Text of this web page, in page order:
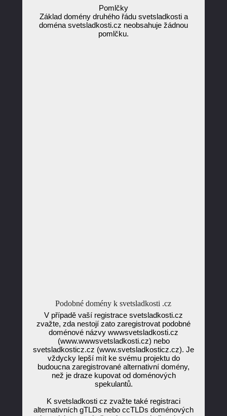
Pomlčky
Základ domény druhého řádu svetsladkosti a
doména svetsladkosti.cz neobsahuje žádnou
pomlčku.
Podobné domény k svetsladkosti .cz
V případě vaší registrace svetsladkosti.cz
zvažte, zda nestojí zato zaregistrovat podobné
doménové názvy wwwsvetsladkosti.cz
(www.wwwsvetsladkosti.cz) nebo
svetsladkosticz.cz (www.svetsladkosticz.cz). Je
vždycky lepší mít ke svému projektu do
budoucna zaregistrované alternativní domény,
než je draze kupovat od doménových
spekulantů.
K svetsladkosti cz zvažte také registraci
alternativních gTLDs nebo ccTLDs doménových